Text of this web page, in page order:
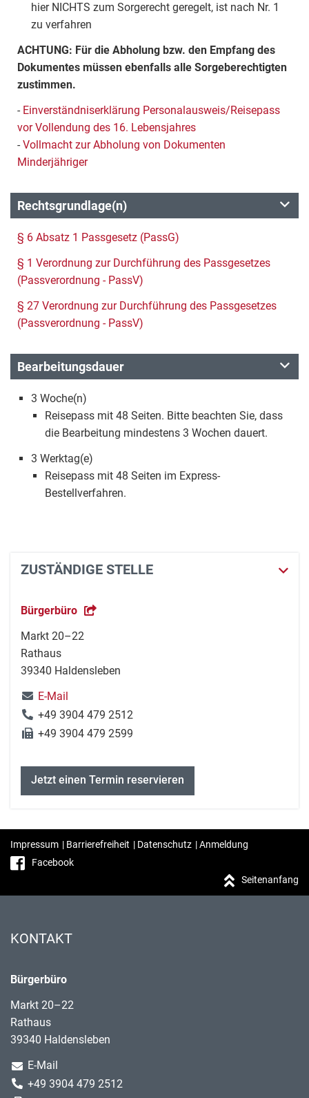
hier NICHTS zum Sorgerecht geregelt, ist nach Nr. 1
zu verfahren
ACHTUNG: Für die Abholung bzw. den Empfang des
Dokumentes müssen ebenfalls alle Sorgeberechtigten
zustimmen.
- Einverständniserklärung Personalausweis/Reisepass
vor Vollendung des 16. Lebensjahres
- Vollmacht zur Abholung von Dokumenten
Minderjähriger
Rechtsgrundlage(n)
§ 6 Absatz 1 Passgesetz (PassG)
§ 1 Verordnung zur Durchführung des Passgesetzes
(Passverordnung - PassV)
§ 27 Verordnung zur Durchführung des Passgesetzes
(Passverordnung - PassV)
Bearbeitungsdauer
3 Woche(n)
Reisepass mit 48 Seiten. Bitte beachten Sie, dass
die Bearbeitung mindestens 3 Wochen dauert.
3 Werktag(e)
Reisepass mit 48 Seiten im Express-
Bestellverfahren.
ZUSTÄNDIGE STELLE
Bürgerbüro
Markt 20–22
Rathaus
39340 Haldensleben
E-Mail
+49 3904 479 2512
+49 3904 479 2599
Jetzt einen Termin reservieren
Impressum | Barrierefreiheit | Datenschutz |Anmeldung
Facebook
Seitenanfang
KONTAKT
Bürgerbüro
Markt 20–22
Rathaus
39340 Haldensleben
E-Mail
+49 3904 479 2512